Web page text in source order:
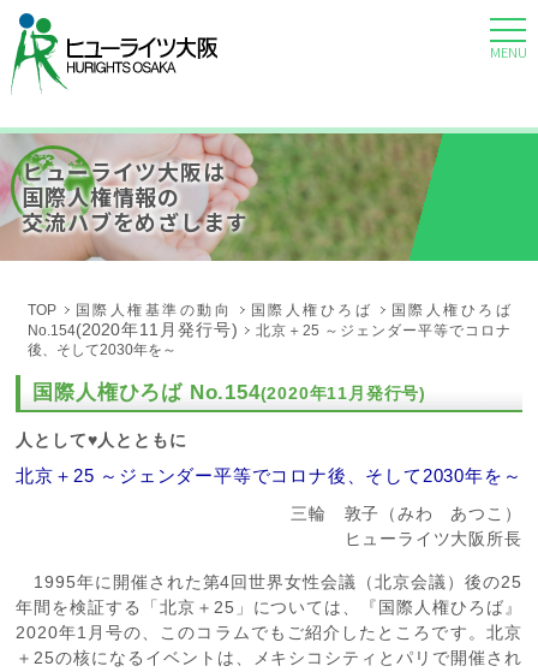
MENU
ヒューライツ大阪は
国際人権情報の
交流ハブをめざします
TOP 国際人権基準の動向 国際人権ひろば
国際人権ひろば
No.154(2020年11月発行号)
北京＋25 ～ジェンダー平等でコロナ
後、そして2030年を～
国際人権ひろば No.154(2020年11月発行号)
人として♥人とともに
北京＋25 ～ジェンダー平等でコロナ後、そして2030年を～
三輪 敦子（みわ あつこ）
ヒューライツ大阪所長
1995年に開催された第4回世界女性会議（北京会議）後の25
年間を検証する「北京＋25」については、『国際人権ひろば』
2020年1月号の、このコラムでもご紹介したところです。北京
＋25の核になるイベントは、メキシコシティとパリで開催され